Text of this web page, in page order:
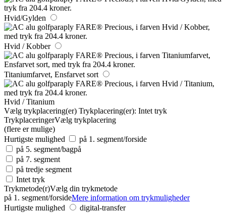
Hvid/Gylden
Hvid / Kobber
Titaniumfarvet, Ensfarvet sort
Hvid / Titanium
Vælg trykplacering(er) Trykplacering(er): Intet tryk
TrykplaceringerVælg trykplacering
(flere er mulige)
Hurtigste mulighed
på 1. segment/forside
på 5. segment/bagpå
på 7. segment
på tredje segment
Intet tryk
Trykmetode(r)Vælg din trykmetode
på 1. segment/forsideMere information om trykmuligheder
Hurtigste mulighed
digital-transfer